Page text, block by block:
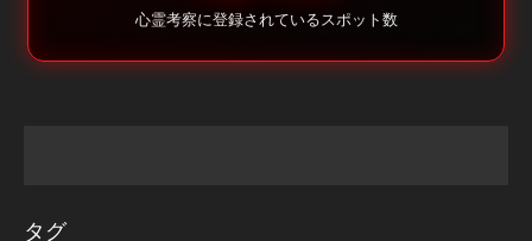
心霊考察に登録されているスポット数
タグ